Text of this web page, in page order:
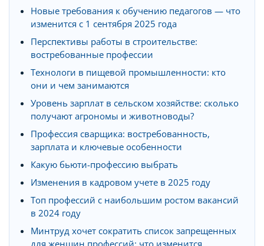
Новые требования к обучению педагогов — что
изменится с 1 сентября 2025 года
Перспективы работы в строительстве:
востребованные профессии
Технологи в пищевой промышленности: кто
они и чем занимаются
Уровень зарплат в сельском хозяйстве: сколько
получают агрономы и животноводы?
Профессия сварщика: востребованность,
зарплата и ключевые особенности
Какую бьюти-профессию выбрать
Изменения в кадровом учете в 2025 году
Топ профессий с наибольшим ростом вакансий
в 2024 году
Минтруд хочет сократить список запрещенных
для женщин профессий: что изменится